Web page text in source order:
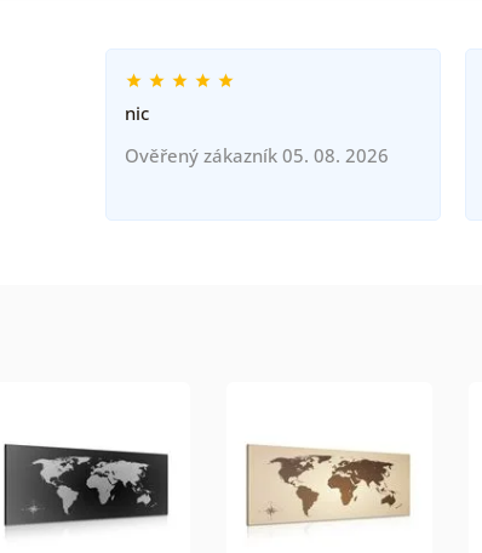
nic
Ověřený zákazník 05. 08. 2026